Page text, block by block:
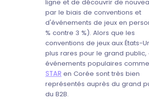
ligne et de découvrir de
par le biais de conventions et
d'événements de jeux en
% contre 3 %). Alors que les
conventions de jeux aux États-
plus rares pour le grand public,
événements populaires comme
STAR en Corée sont très bien
représentés auprès du grand
du B2B.